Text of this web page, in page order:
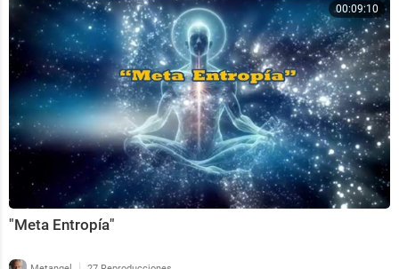
00:09:10
"Meta Entropía"